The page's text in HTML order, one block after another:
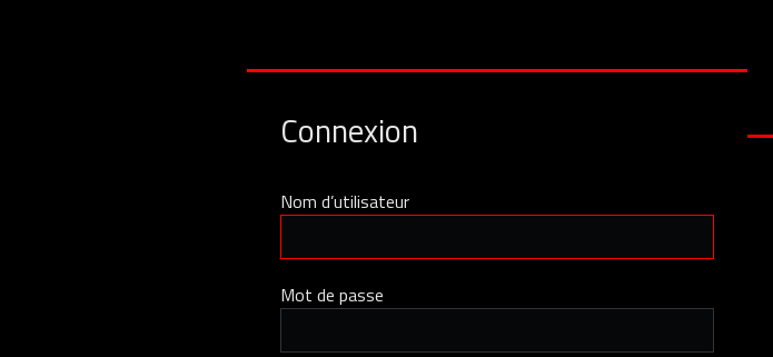
Connexion
Nom d’utilisateur
Mot de passe